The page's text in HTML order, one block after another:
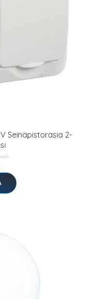
Seinäpistorasia 2-